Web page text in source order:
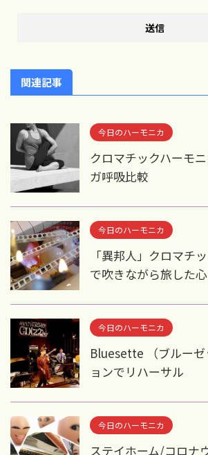
関連記事
今日のハーモニカ
クロマチックハーモ
ガ呼吸比較
今日のハーモニカ
「異邦人」クロマチ
で吹きながら旅した
今日のハーモニカ
Bluesette （ブルー
ョンでリハーサル
今日のハーモニカ
ステイホーム/コロナ